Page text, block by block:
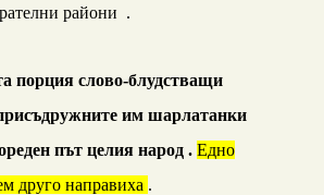
райони .
порция слово-блудстващи
им шарлатанки
път целия народ . Едно
друго направиха .